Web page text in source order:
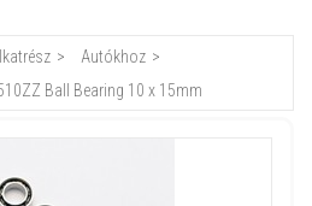
Autókhoz
Ball Bearing 10 x 15mm